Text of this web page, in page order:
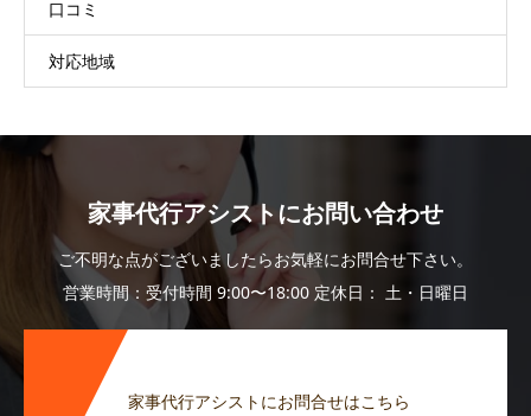
口コミ
対応地域
家事代行アシストにお問い合わせ
ご不明な点がございましたらお気軽にお問合せ下さい。
営業時間：受付時間 9:00〜18:00 定休日： 土・日曜日
家事代行アシストにお問合せはこちら